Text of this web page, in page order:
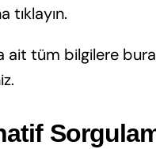
tıklayın.
ait tüm bilgilere